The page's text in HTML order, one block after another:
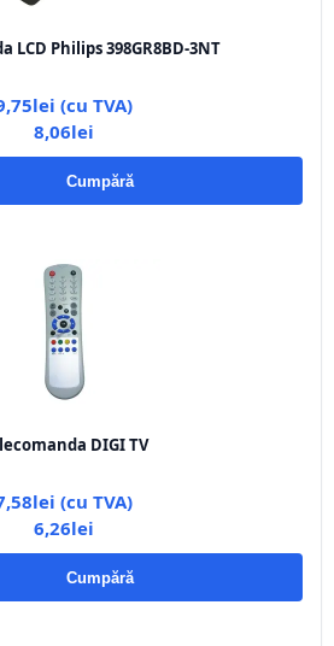
LCD Philips 398GR8BD-3NT
(cu TVA)
8,06lei
Cumpără
DIGI TV
(cu TVA)
6,26lei
Cumpără